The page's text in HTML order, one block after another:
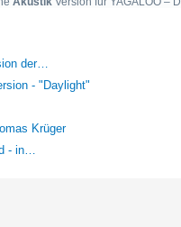
der…
- "Daylight"
Krüger
- in…